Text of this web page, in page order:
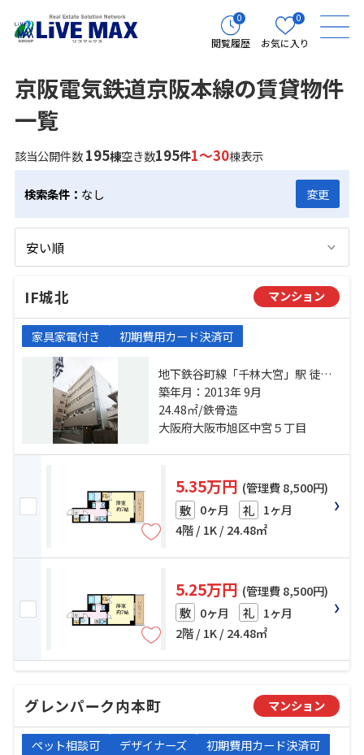
0
閲覧履歴
0
お気に入り
京阪電気鉄道京阪本線の賃貸物件
一覧
該当公開件数195棟空き数195件1～30棟表示
検索条件： なし 変更
IF城北 マンション
家具家電付き 初期費用カード決済可
地下鉄谷町線「千林大宮」駅 徒歩
16分 京阪本線「千林」駅 徒歩18分
地下鉄今里筋線「太子橋今市」
駅 徒歩18分
築年月：2013年 9月
24.48㎡/鉄骨造
大阪府大阪市旭区中宮５丁目
5.35万円 (管理費 8,500円)
敷 0ヶ月 礼 1ヶ月
4階 / 1K / 24.48㎡
5.25万円 (管理費 8,500円)
敷 0ヶ月 礼 1ヶ月
2階 / 1K / 24.48㎡
グレンパーク内本町 マンション
ペット相談可 デザイナーズ 初期費用カード決済可